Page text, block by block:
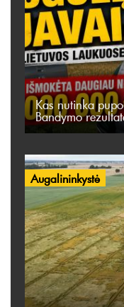
Kas nutinka
Bandymo
Augalininkystė